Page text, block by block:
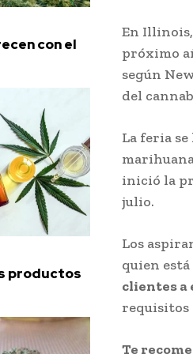
con el
productos
En
próximo
según
del
La feria
inició la
julio.
Los
quien
clientes a
requisitos
Te